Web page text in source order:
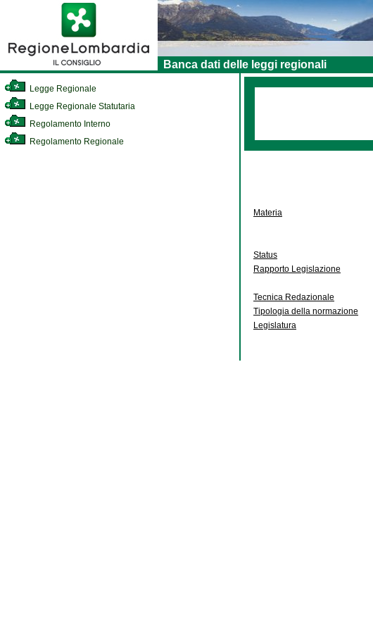
Banca dati delle leggi regionali
Legge Regionale
Legge Regionale Statutaria
Regolamento Interno
Regolamento Regionale
Materia
Status
Rapporto Legislazione
Tecnica Redazionale
Tipologia della normazione
Legislatura